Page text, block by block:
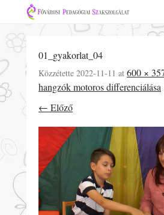
01_gyakorlat_04
Közzétette 2022-11-11 at 600 ×
hangzók motoros differenciálása
← Előző